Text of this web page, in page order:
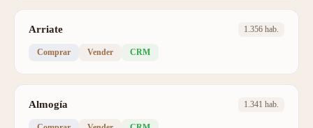
Arriate 1.356 hab.
Comprar Vender CRM
Almogía 1.341 hab.